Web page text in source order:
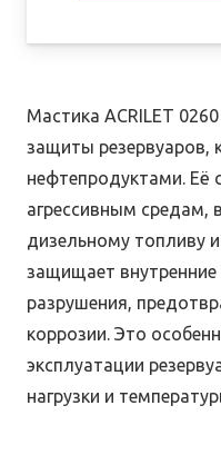
Мастика ACRILET
защиты резервуаров,
нефтепродуктами. Её
агрессивным средам,
дизельному топливу
защищает внутренние
разрушения,
коррозии. Это
эксплуатации
нагрузки и